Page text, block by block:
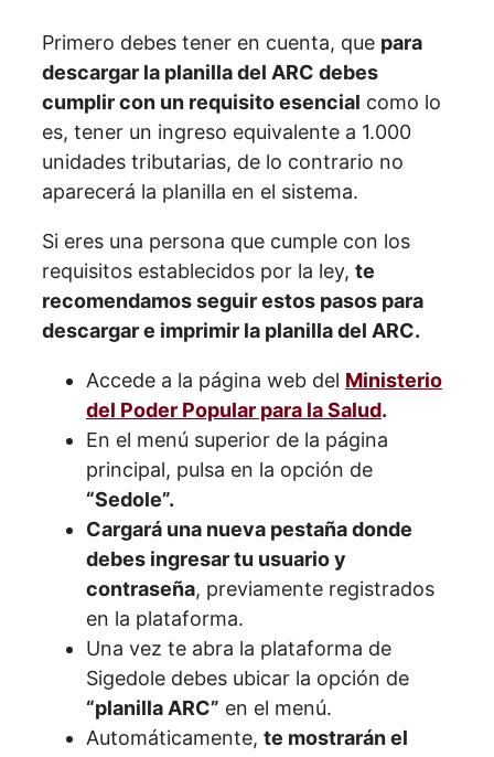
Primero debes tener en cuenta, que para
descargar la planilla del ARC debes
cumplir con un requisito esencial como lo
es, tener un ingreso equivalente a 1.000
unidades tributarias, de lo contrario no
aparecerá la planilla en el sistema.
Si eres una persona que cumple con los
requisitos establecidos por la ley, te
recomendamos seguir estos pasos para
descargar e imprimir la planilla del ARC.
Accede a la página web del Ministerio
del Poder Popular para la Salud.
En el menú superior de la página
principal, pulsa en la opción de
“Sedole”.
Cargará una nueva pestaña donde
debes ingresar tu usuario y
contraseña, previamente registrados
en la plataforma.
Una vez te abra la plataforma de
Sigedole debes ubicar la opción de
“planilla ARC” en el menú.
Automáticamente, te mostrarán el